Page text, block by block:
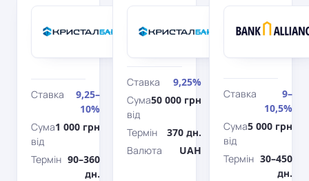
Дохідний з
поповненням
Ставка
9,25–
10%
Сума
від
1 000 грн
Термін 90–360
дн.
Гнучкий
Ставка
9,25%
Сума
від
50 000 грн
Термін
370 дн.
Валюта
UAH
Ставка
9–
10,5%
Сума
від
5 000 грн
Термін 30–450
дн.